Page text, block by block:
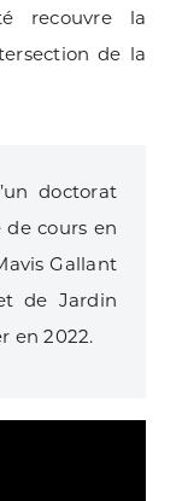
recouvre la
de la
doctorat
cours en
Gallant
de Jardin
en 2022.